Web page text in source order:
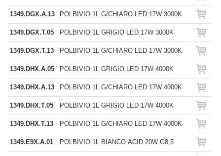
1349.DGX.A.13 POLBIVIO 1L G/CHIARO LED 17W 3000K
1349.DGX.T.05 POLBIVIO 1L GRIGIO LED 17W 3000K
1349.DGX.T.13 POLBIVIO 1L G/CHIARO LED 17W 3000K
1349.DHX.A.05 POLBIVIO 1L GRIGIO LED 17W 4000K
1349.DHX.A.13 POLBIVIO 1L G/CHIARO LED 17W 4000K
1349.DHX.T.05 POLBIVIO 1L GRIGIO LED 17W 4000K
1349.DHX.T.13 POLBIVIO 1L G/CHIARO LED 17W 4000K
1349.E9X.A.01 POLBIVIO 1L BIANCO ACID 20W G8,5